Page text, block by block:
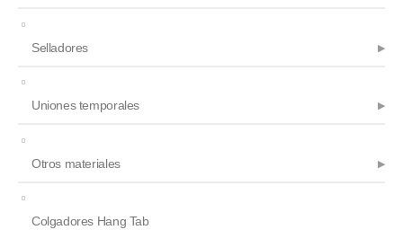
Selladores
Uniones temporales
Otros materiales
Colgadores Hang Tab